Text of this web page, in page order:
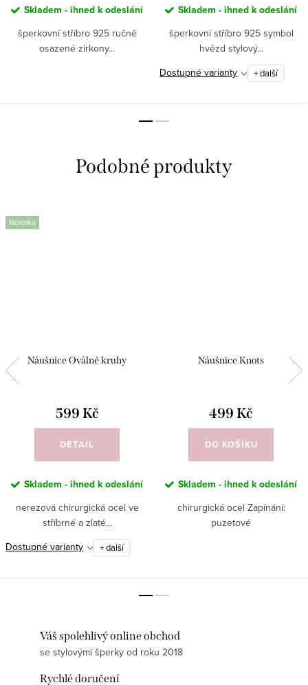
Skladem - ihned k odeslání
šperkovní stříbro 925 ručně
osazené zirkony...
Skladem - ihned k odeslání
šperkovní stříbro 925 symbol
hvězd stylový...
Dostupné varianty
+ další
Novinka
Náušnice Oválné kruhy
599 Kč
DETAIL
Skladem - ihned k odeslání
nerezová chirurgická ocel ve
stříbrné a zlaté...
Dostupné varianty
+ další
Náušnice Knots
499 Kč
DO KOŠÍKU
Skladem - ihned k odeslání
chirurgická ocel Zapínání:
puzetové
Váš spolehlivý online obchod
se stylovými šperky od roku 2018
Rychlé doručení